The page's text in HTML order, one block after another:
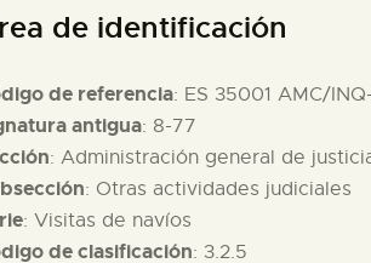
de identificación
de referencia: ES 35001 AMC/
antigua: 8-77
: Administración general de
: Otras actividades judiciales
: Visitas de navíos
de clasificación: 3.2.5